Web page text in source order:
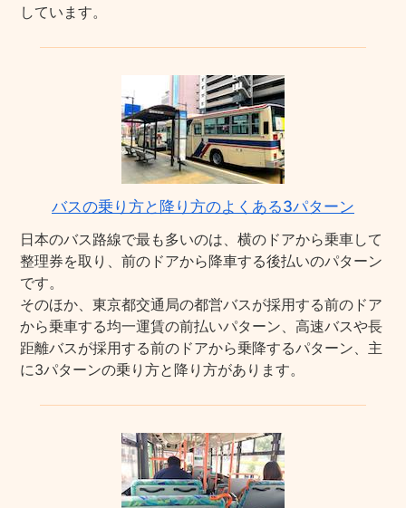
しています。
バスの乗り方と降り方のよくある3パターン
日本のバス路線で最も多いのは、横のドアから乗車して
整理券を取り、前のドアから降車する後払いのパターン
です。
そのほか、東京都交通局の都営バスが採用する前のドア
から乗車する均一運賃の前払いパターン、高速バスや長
距離バスが採用する前のドアから乗降するパターン、主
に3パターンの乗り方と降り方があります。